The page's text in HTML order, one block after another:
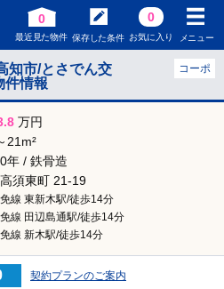
0
最近見た物件 保存した条件
0
お気に入り メニュー
知市/とさでん交
件情報
コーポ
万円
21m²
年 / 鉄骨造
須東町 21-19
線 東新木駅/徒歩14分
線 田辺島通駅/徒歩14分
線 新木駅/徒歩14分
契約プランのご案内